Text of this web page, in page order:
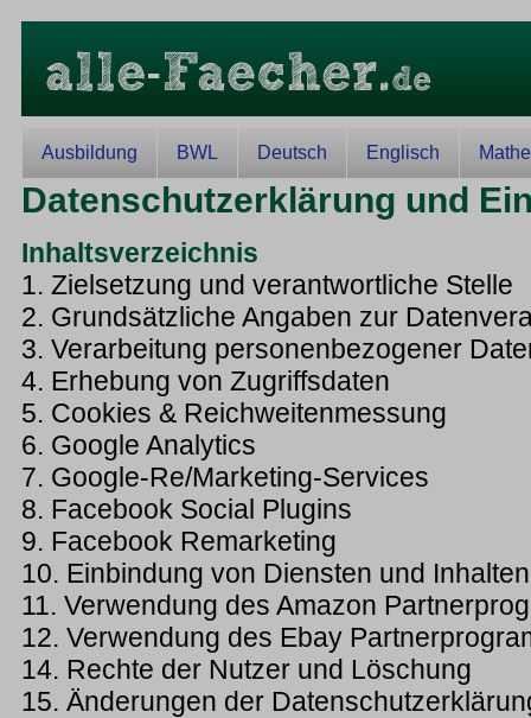
Ausbildung BWL Deutsch Englisch Mathe
Datenschutzerklärung und
Inhaltsverzeichnis
1. Zielsetzung und verantwortliche Stelle
2. Grundsätzliche Angaben zur
3. Verarbeitung personenbezogener
4. Erhebung von Zugriffsdaten
5. Cookies & Reichweitenmessung
6. Google Analytics
7. Google-Re/Marketing-Services
8. Facebook Social Plugins
9. Facebook Remarketing
10. Einbindung von Diensten und
11. Verwendung des Amazon
12. Verwendung des Ebay
14. Rechte der Nutzer und Löschung
15. Änderungen der